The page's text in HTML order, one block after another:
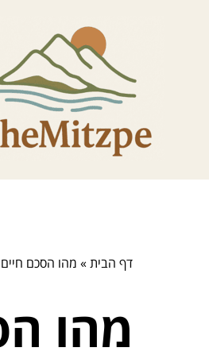
דף הבית» מהו הסכם
מהו